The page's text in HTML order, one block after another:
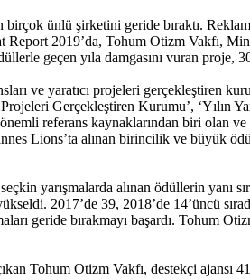
ünlü şirketini geride bıraktı.
Report 2019’da, Tohum Otizm Vakfı,
geçen yıla damgasını vuran proje,
ve yaratıcı projeleri gerçekleştiren
Gerçekleştiren Kurumu’, ‘Yılın
önemli referans kaynaklarından biri olan
Lions’ta alınan birincilik ve büyük
yarışmalarda alınan ödüllerin yanı
2017’de 39, 2018’de 14’üncü
geride bırakmayı başardı. Tohum
Tohum Otizm Vakfı, destekçi ajansı